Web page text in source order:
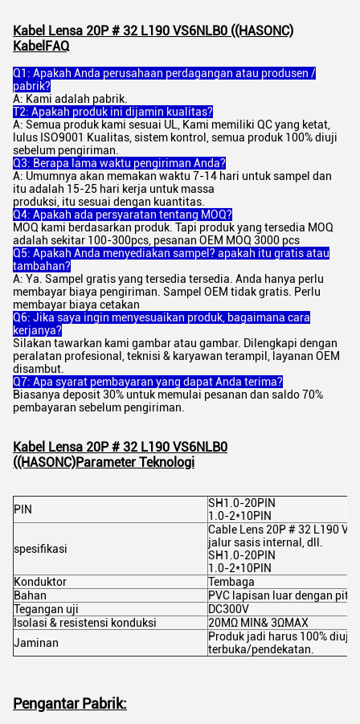
Kabel Lensa 20P # 32 L190 VS6NLB0 ((HASONC)
Kabel FAQ
Q1: Apakah Anda perusahaan perdagangan atau produsen /
pabrik?
A: Kami adalah pabrik.
T2: Apakah produk ini dijamin kualitas?
A: Semua produk kami sesuai UL, Kami memiliki QC yang ketat,
lulus ISO9001 Kualitas, sistem kontrol, semua produk 100% diuji
sebelum pengiriman.
Q3: Berapa lama waktu pengiriman Anda?
A: Umumnya akan memakan waktu 7-14 hari untuk sampel dan
itu adalah 15-25 hari kerja untuk massa
produksi, itu sesuai dengan kuantitas.
Q4: Apakah ada persyaratan tentang MOQ?
MOQ kami berdasarkan produk. Tapi produk yang tersedia MOQ
adalah sekitar 100-300pcs, pesanan OEM MOQ 3000 pcs
Q5: Apakah Anda menyediakan sampel? apakah itu gratis atau
tambahan?
A: Ya. Sampel gratis yang tersedia tersedia. Anda hanya perlu
membayar biaya pengiriman. Sampel OEM tidak gratis. Perlu
membayar biaya cetakan
Q6: Jika saya ingin menyesuaikan produk, bagaimana cara
kerjanya?
Silakan tawarkan kami gambar atau gambar. Dilengkapi dengan
peralatan profesional, teknisi & karyawan terampil, layanan OEM
disambut.
Q7: Apa syarat pembayaran yang dapat Anda terima?
Biasanya deposit 30% untuk memulai pesanan dan saldo 70%
pembayaran sebelum pengiriman.
Kabel Lensa 20P # 32 L190 VS6NLB0
((HASONC)Parameter Teknologi
PIN
SH1.0-20PIN
1.0-2*10PIN
spesifikasi
Cable Lens 20P # 32 L190
jalur sasis internal, dll.
SH1.0-20PIN
1.0-2*10PIN
Konduktor
Tembaga
Bahan
PVC lapisan luar dengan pita
Tegangan uji
DC300V
Isolasi & resistensi konduksi
20MΩ MIN& 3ΩMAX
Jaminan
Produk jadi harus 100% diuji
terbuka/pendekatan.
Pengantar Pabrik: